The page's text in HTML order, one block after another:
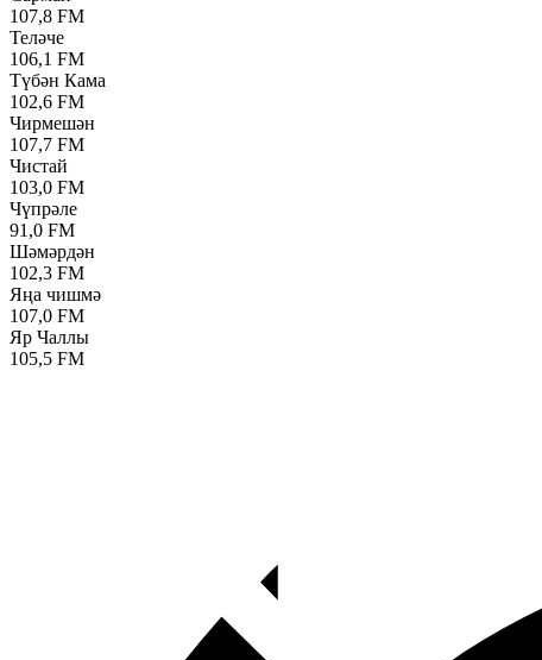
107,8 FM
Теләче
106,1 FM
Түбән Кама
102,6 FM
Чирмешән
107,7 FM
Чистай
103,0 FM
Чүпрәле
91,0 FM
Шәмәрдән
102,3 FM
Яңа чишмә
107,0 FM
Яр Чаллы
105,5 FM